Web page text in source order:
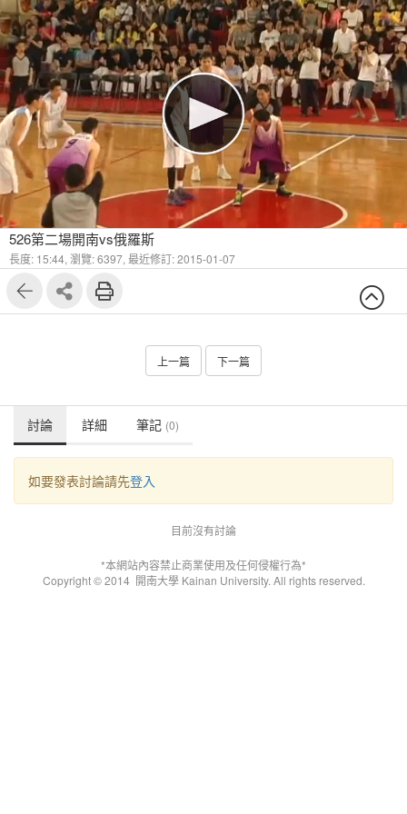
526第二場開南vs俄羅斯
長度: 15:44, 瀏覽: 6397, 最近修訂: 2015-01-07
上一篇 下一篇
討論 詳細 筆記 (0)
如要發表討論請先登入
目前沒有討論
*本網站內容禁止商業使用及任何侵權行為*
Copyright © 2014 開南大學 Kainan University. All rights reserved.